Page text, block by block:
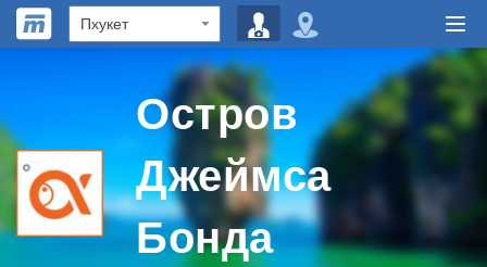
Остров
Джеймса
Бонда